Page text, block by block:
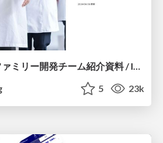
エムスリーMR君ファミリー開発チーム紹介資料 / Introduction of M3 MRkun Family Dev Team
5 23k